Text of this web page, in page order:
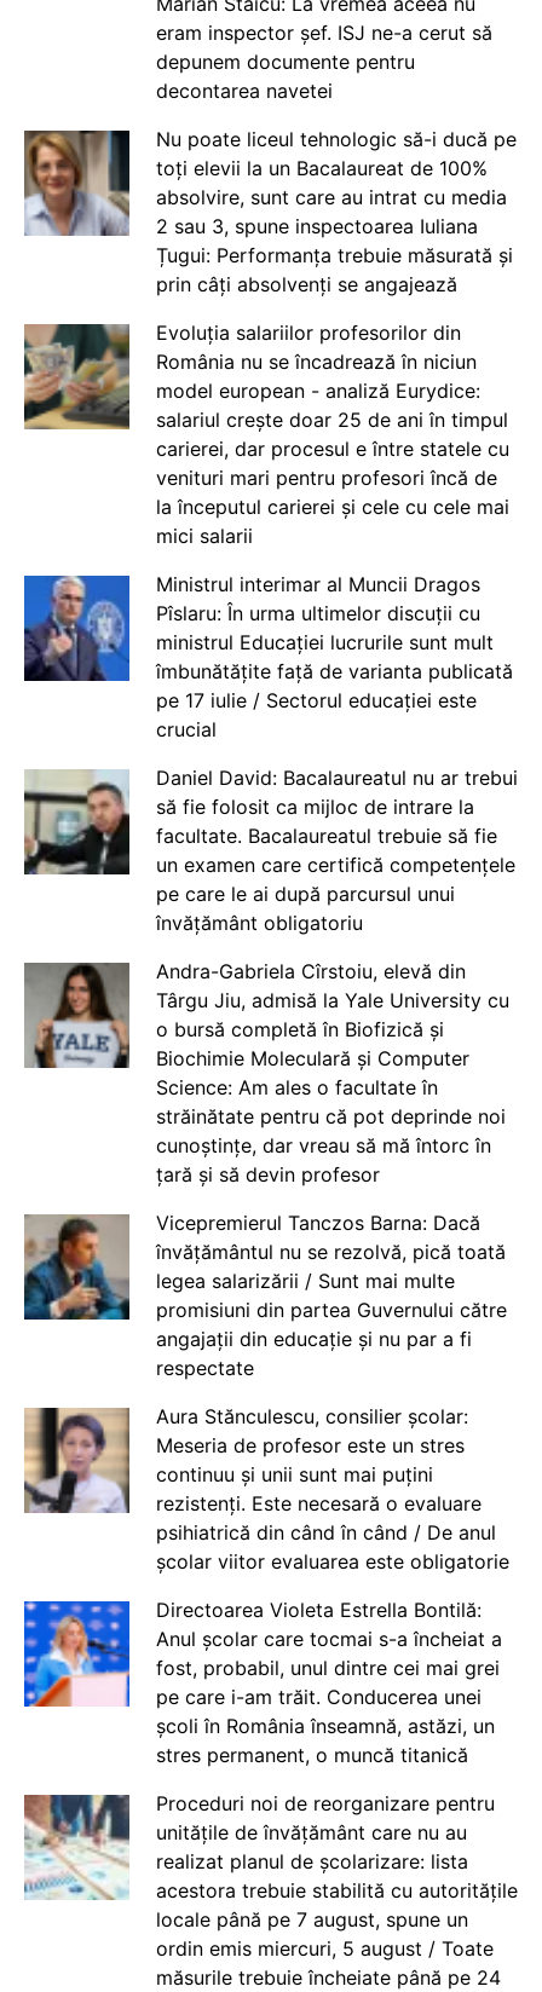
eram inspector șef. ISJ ne-a cerut să
depunem documente pentru
decontarea navetei
Nu poate liceul tehnologic să-i ducă pe
toți elevii la un Bacalaureat de 100%
absolvire, sunt care au intrat cu media
2 sau 3, spune inspectoarea Iuliana
Țugui: Performanța trebuie măsurată și
prin câți absolvenți se angajează
Evoluția salariilor profesorilor din
România nu se încadrează în niciun
model european - analiză Eurydice:
salariul crește doar 25 de ani în timpul
carierei, dar procesul e între statele cu
venituri mari pentru profesori încă de
la începutul carierei și cele cu cele mai
mici salarii
Ministrul interimar al Muncii Dragos
Pîslaru: În urma ultimelor discuții cu
ministrul Educației lucrurile sunt mult
îmbunătățite față de varianta publicată
pe 17 iulie / Sectorul educației este
crucial
Daniel David: Bacalaureatul nu ar trebui
să fie folosit ca mijloc de intrare la
facultate. Bacalaureatul trebuie să fie
un examen care certifică competențele
pe care le ai după parcursul unui
învățământ obligatoriu
Andra-Gabriela Cîrstoiu, elevă din
Târgu Jiu, admisă la Yale University cu
o bursă completă în Biofizică și
Biochimie Moleculară și Computer
Science: Am ales o facultate în
străinătate pentru că pot deprinde noi
cunoștințe, dar vreau să mă întorc în
țară și să devin profesor
Vicepremierul Tanczos Barna: Dacă
învățământul nu se rezolvă, pică toată
legea salarizării / Sunt mai multe
promisiuni din partea Guvernului către
angajații din educație și nu par a fi
respectate
Aura Stănculescu, consilier școlar:
Meseria de profesor este un stres
continuu și unii sunt mai puțini
rezistenți. Este necesară o evaluare
psihiatrică din când în când / De anul
școlar viitor evaluarea este obligatorie
Directoarea Violeta Estrella Bontilă:
Anul școlar care tocmai s-a încheiat a
fost, probabil, unul dintre cei mai grei
pe care i-am trăit. Conducerea unei
școli în România înseamnă, astăzi, un
stres permanent, o muncă titanică
Proceduri noi de reorganizare pentru
unitățile de învățământ care nu au
realizat planul de școlarizare: lista
acestora trebuie stabilită cu autoritățile
locale până pe 7 august, spune un
ordin emis miercuri, 5 august / Toate
măsurile trebuie încheiate până pe 24